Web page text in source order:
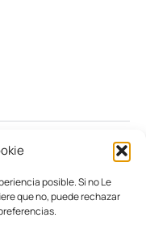
posible. Si no Le
que no, puede rechazar